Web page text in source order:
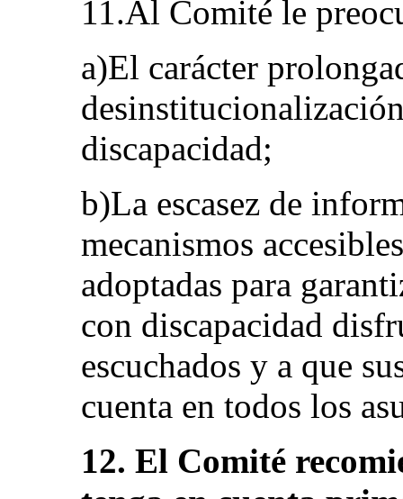
11.Al Comité le
a)El carácter
discapacidad;
b)La escasez de
mecanismos
adoptadas para
con discapacidad
escuchados y a que
cuenta en todos los
12. El Comité